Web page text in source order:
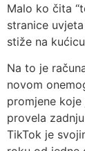
Malo ko čita
stranice
stiže na
Na to je
novom
promjene
provela
TikTok je